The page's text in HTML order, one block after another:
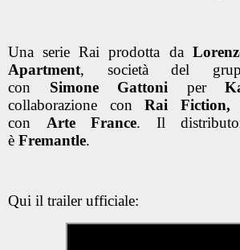
Una serie Rai prodotta da
Apartment, società del
con Simone Gattoni per
collaborazione conRai
con Arte France. Il
è Fremantle.
Qui il trailer ufficiale: